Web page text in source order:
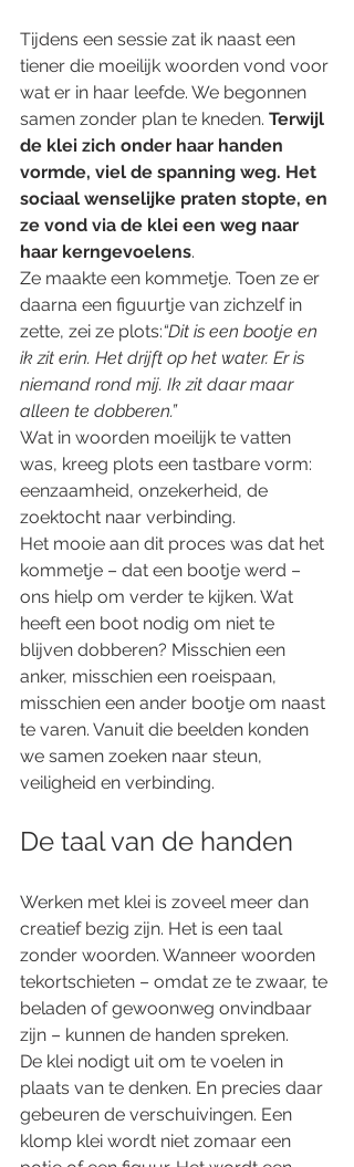
Tijdens een sessie zat ik naast een
tiener die moeilijk woorden vond voor
wat er in haar leefde. We begonnen
samen zonder plan te kneden. Terwijl
de klei zich onder haar handen
vormde, viel de spanning weg. Het
sociaal wenselijke praten stopte, en
ze vond via de klei een weg naar
haar kerngevoelens.
Ze maakte een kommetje. Toen ze er
daarna een figuurtje van zichzelf in
zette, zei ze plots:“Dit is een bootje en
ik zit erin. Het drijft op het water. Er is
niemand rond mij. Ik zit daar maar
alleen te dobberen.”
Wat in woorden moeilijk te vatten
was, kreeg plots een tastbare vorm:
eenzaamheid, onzekerheid, de
zoektocht naar verbinding.
Het mooie aan dit proces was dat het
kommetje – dat een bootje werd –
ons hielp om verder te kijken. Wat
heeft een boot nodig om niet te
blijven dobberen? Misschien een
anker, misschien een roeispaan,
misschien een ander bootje om naast
te varen. Vanuit die beelden konden
we samen zoeken naar steun,
veiligheid en verbinding.
De taal van de handen
Werken met klei is zoveel meer dan
creatief bezig zijn. Het is een taal
zonder woorden. Wanneer woorden
tekortschieten – omdat ze te zwaar, te
beladen of gewoonweg onvindbaar
zijn – kunnen de handen spreken.
De klei nodigt uit om te voelen in
plaats van te denken. En precies daar
gebeuren de verschuivingen. Een
klomp klei wordt niet zomaar een